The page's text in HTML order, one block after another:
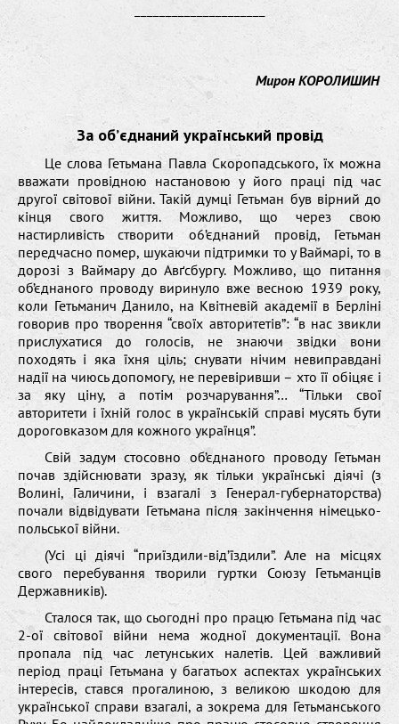
Мирон КОРОЛИШИН
За об’єднаний український провід
Це слова Гетьмана Павла Скоропадського, їх можна
вважати провідною настановою у його праці під час
другої світової війни. Такій думці Гетьман був вірний до
кінця свого життя. Можливо, що через свою
настирливість створити о6’єднаний провід, Гетьман
передчасно помер, шукаючи підтримки то у Ваймарі, то в
дорозі з Ваймару до Авґсбургу. Можливо, що питання
об’єднаного проводу виринуло вже весною 1939 року,
коли Гетьманич Данило, на Квітневій академії в Берліні
говорив про творення “своїх авторитетів”: “в нас звикли
прислухатися до голосів, не знаючи звідки вони
походять і яка їхня ціль; снувати нічим невиправдані
надії на чиюсь допомогу, не перевіривши – хто її обіцяє і
за яку ціну, а потім розчарування”… “Тільки свої
авторитети і їхній голос в українській справі мусять бути
дороговказом для кожного українця”.
Свій задум стосовно об’єднаного проводу Гетьман
почав здійснювати зразу, як тільки українські діячі (з
Волині, Галичини, і взагалі з Генерал-губернаторства)
почали відвідувати Гетьмана після закінчення німецько-
польської війни.
(Усі ці діячі “приїздили-від’їздили”. Але на місцях
свого перебування творили гуртки Союзу Гетьманців
Державників).
Сталося так, що сьогодні про працю Гетьмана під час
2-ої світової війни нема жодної документації. Вона
пропала під час летунських налетів. Цей важливий
період праці Гетьмана у багатьох аспектах українських
інтересів, стався прогалиною, з великою шкодою для
української справи взагалі, а зокрема для Гетьманського